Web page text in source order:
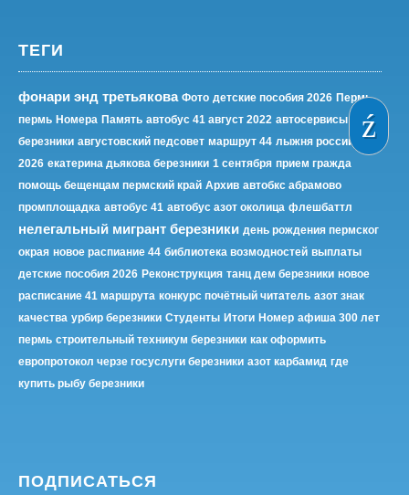
ТЕГИ
фонари энд третьякова Фото детские пособия 2026 Пермь
пермь Номера Память автобус 41 август 2022 автосервисы
березники августовский педсовет маршрут 44 лыжня россии
2026 екатерина дьякова березники 1 сентября прием гражда
помощь бещенцам пермский край Архив автобкс абрамово
промплощадка автобус 41 автобус азот околица флешбаттл
нелегальный мигрант березники день рождения пермског
окрая новое распиание 44 библиотека возмодностей выплаты
детские пособия 2026 Реконструкция танц дем березники новое
расписание 41 маршрута конкурс почётный читатель азот знак
качества урбир березники Студенты Итоги Номер афиша 300 лет
пермь строительный техникум березники как оформить
европротокол черзе госуслуги березники азот карбамид где
купить рыбу березники
ПОДПИСАТЬСЯ